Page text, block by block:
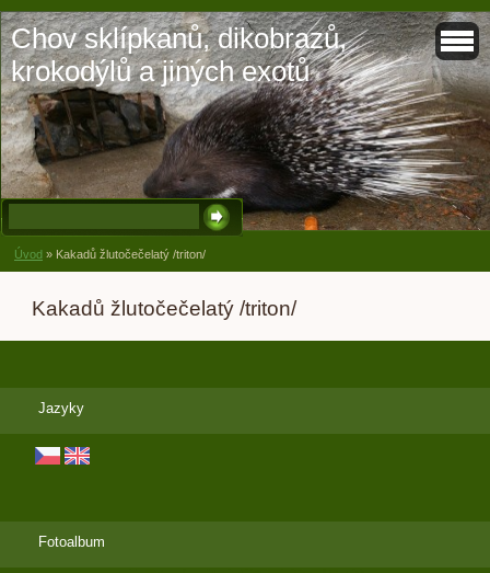
Chov sklípkanů, dikobrazů,
krokodýlů a jiných exotů
Úvod » Kakadů žlutočečelatý /triton/
Kakadů žlutočečelatý /triton/
Jazyky
Fotoalbum